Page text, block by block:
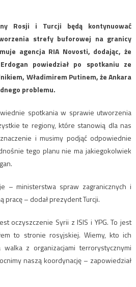
Rosji i Turcji będą kontynuować
strefy buforowej na granicy
agencja RIA Novosti, dodając, że
powiedział po spotkaniu ze
Władimirem Putinem, że Ankara
problemu.
spotkania w sprawie utworzenia
te regiony, które stanowią dla nas
i musimy podjąć odpowiednie
tego planu nie ma jakiegokolwiek
– ministerstwa spraw zagranicznych i
– dodał prezydent Turcji.
oczyszczenie Syrii z ISIS i YPG. To jest
to stronie rosyjskiej. Wiemy, kto ich
z organizacjami terrorystycznymi
naszą koordynację – zapowiedział